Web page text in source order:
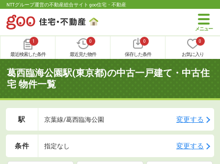
NTTグループ運営の不動産総合サイト goo住宅・不動産
1
最近検索した条件
0
最近見た物件
0
保存した条件
0
お気に入り
葛西臨海公園駅(東京都)の中古一戸建て・中古住
宅 物件一覧
駅 京葉線/葛西臨海公園 変更する
条件 指定なし 変更する